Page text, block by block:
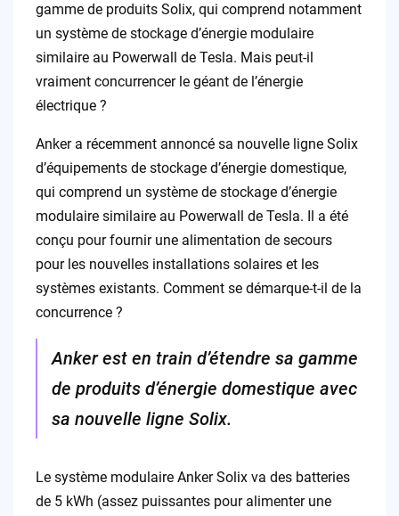
gamme de produits Solix, qui comprend notamment
un système de stockage d’énergie modulaire
similaire au Powerwall de Tesla. Mais peut-il
vraiment concurrencer le géant de l’énergie
électrique ?
Anker a récemment annoncé sa nouvelle ligne Solix
d’équipements de stockage d’énergie domestique,
qui comprend un système de stockage d’énergie
modulaire similaire au Powerwall de Tesla. Il a été
conçu pour fournir une alimentation de secours
pour les nouvelles installations solaires et les
systèmes existants. Comment se démarque-t-il de la
concurrence ?
Anker est en train d’étendre sa gamme
de produits d’énergie domestique avec
sa nouvelle ligne Solix.
Le système modulaire Anker Solix va des batteries
de 5 kWh (assez puissantes pour alimenter une